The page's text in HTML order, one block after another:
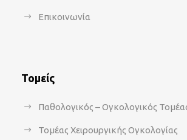
Επικοινωνία
Τομείς
Παθολογικός – Ογκολογικός
Τομέας Χειρουργικής Ογκολογίας